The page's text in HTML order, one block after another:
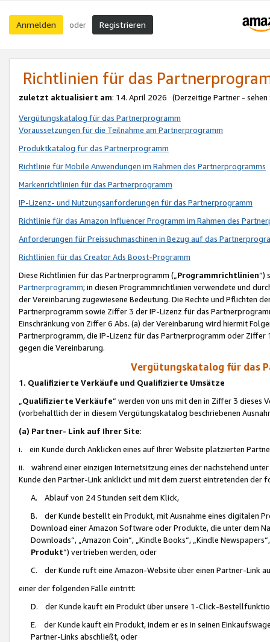
Anmelden oder Registrieren
Richtlinien für das
zuletzt aktualisiert am: 14. April 2026 (Derzeitige Partner - sehen
Vergütungskatalog für das Partnerprogramm
Voraussetzungen für die Teilnahme am Partnerprogramm
Produktkatalog für das Partnerprogramm
Richtlinie für Mobile Anwendungen im Rahmen des Partnerprogramms
Markenrichtlinien für das Partnerprogramm
IP-Lizenz- und Nutzungsanforderungen für das Partnerprogramm
Richtlinie für das Amazon Influencer Programm im Rahmen des
Anforderungen für Preissuchmaschinen in Bezug auf das
Richtlinien für das Creator Ads Boost-Programm
Diese Richtlinien für das Partnerprogramm („Programmrichtlinien“)
Partnerprogramm; in diesen Programmrichtlinien verwendete und
der Vereinbarung zugewiesene Bedeutung. Die Rechte und Pflichten
Partnerprogramm sowie Ziffer 3 der IP-Lizenz für das
Einschränkung von Ziffer 6 Abs. (a) der Vereinbarung wird hiermit
Partnerprogramm, die IP-Lizenz für das Partnerprogramm oder
gegen die Vereinbarung.
Vergütungskatalog für das
1. Qualifizierte Verkäufe und Qualifizierte Umsätze
Qualifizierte Verkäufe“ werden von uns mit den in Ziffer 3
(vorbehaltlich der in diesem Vergütungskatalog beschriebenen
(a) Partner- Link auf Ihrer Site:
i. ein Kunde durch Anklicken eines auf Ihrer Website platzierten
ii. während einer einzigen Internetsitzung eines der nachstehend
Kunde den Partner-Link anklickt und mit dem zuerst eintretenden der
A. Ablauf von 24 Stunden seit dem Klick,
B. der Kunde bestellt ein Produkt, mit Ausnahme eines digitalen
Download einer Amazon Software oder Produkte, die unter dem
Downloads“, „Amazon Coin“, „Kindle Books“, „Kindle
Produkt“) vertrieben werden, oder
C. der Kunde ruft eine Amazon-Website über einen Partner-Link
einer der folgenden Fälle eintritt:
D. der Kunde kauft ein Produkt über unsere 1-Click-
E. der Kunde kauft ein Produkt, indem er es in seinen
Partner-Links abschließt, oder